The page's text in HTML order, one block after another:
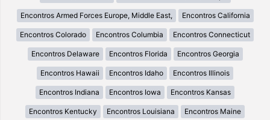
Encontros Armed Forces Europe, Middle East, Encontros California
Encontros Colorado Encontros Columbia Encontros Connecticut
Encontros Delaware Encontros Florida Encontros Georgia
Encontros Hawaii Encontros Idaho Encontros Illinois
Encontros Indiana Encontros Iowa Encontros Kansas
Encontros Kentucky Encontros Louisiana Encontros Maine